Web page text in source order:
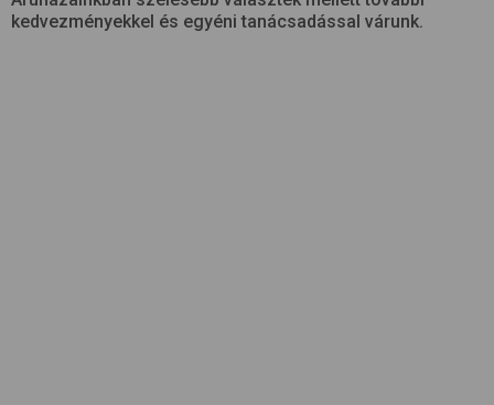
kedvezményekkel és egyéni tanácsadással várunk.